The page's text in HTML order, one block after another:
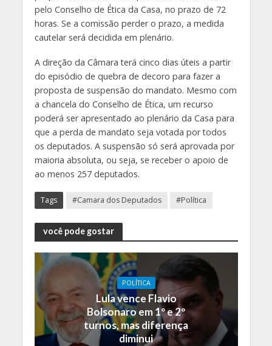
pelo Conselho de Ética da Casa, no prazo de 72
horas. Se a comissão perder o prazo, a medida
cautelar será decidida em plenário.
A direção da Câmara terá cinco dias úteis a partir
do episódio de quebra de decoro para fazer a
proposta de suspensão do mandato. Mesmo com
a chancela do Conselho de Ética, um recurso
poderá ser apresentado ao plenário da Casa para
que a perda de mandato seja votada por todos
os deputados. A suspensão só será aprovada por
maioria absoluta, ou seja, se receber o apoio de
ao menos 257 deputados.
Tags #Camara dos Deputados #Política
você pode gostar
POLÍTICA
Lula vence Flavio
Bolsonaro em 1º e 2º
turnos, mas diferença
diminui